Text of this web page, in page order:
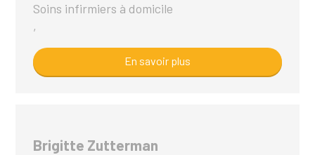
Soins infirmiers à domicile
,
En savoir plus
Brigitte Zutterman